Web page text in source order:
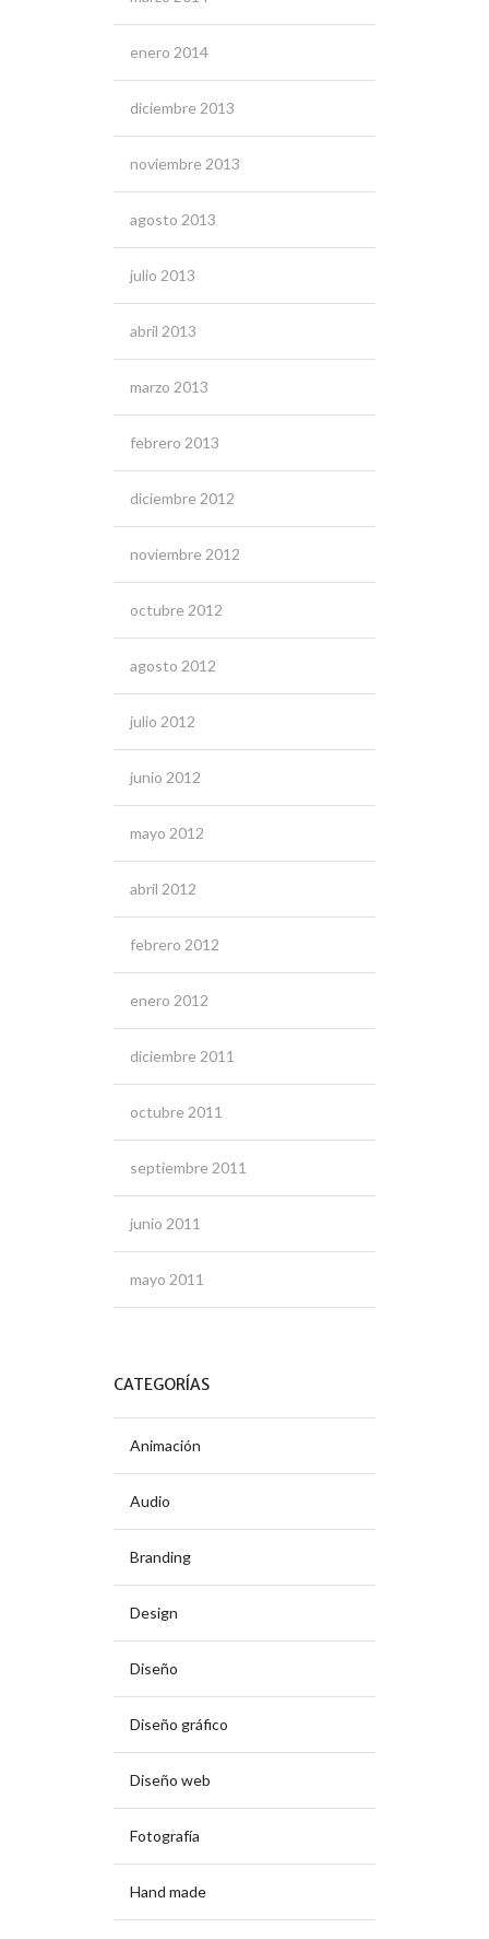
enero 2014
diciembre 2013
noviembre 2013
agosto 2013
julio 2013
abril 2013
marzo 2013
febrero 2013
diciembre 2012
noviembre 2012
octubre 2012
agosto 2012
julio 2012
junio 2012
mayo 2012
abril 2012
febrero 2012
enero 2012
diciembre 2011
octubre 2011
septiembre 2011
junio 2011
mayo 2011
CATEGORÍAS
Animación
Audio
Branding
Design
Diseño
Diseño gráfico
Diseño web
Fotografía
Hand made